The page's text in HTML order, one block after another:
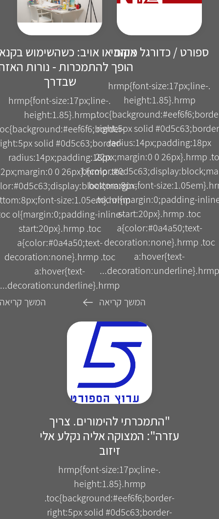
ספורט / כדורגל מקומי
.hrmp{font-size:17px;line-
height:1.85}.hrmp
right:5px solid
radius:14px;padding:18px
22px;margin:0 0 26px}.hrmp
bottom:8px;font-
.toc ol{margin:0;padding-
start:20px}.hrmp .toc
a{color:#0a4a50;text-
decoration:none}.hrmp .toc
a:hover{text-
decoration:underline}.hrmp...
המשך קריאה
אוהב או אויב: כשהשימוש
הופך להתמכרות - נורות
שבדרך
.hrmp{font-size:17px;line-
height:1.85}.hrmp
solid #0d5c63;border-
radius:14px;padding:18px
0 26px}.hrmp .toc
size:1.05em}.hrmp
ol{margin:0;padding-inline-
start:20px}.hrmp .toc
a{color:#0a4a50;text-
decoration:none}.hrmp .toc
a:hover{text-
decoration:underline}.hrmp...
המשך קריאה
"התמכרתי להימורים. צריך
עזרה": המצוקה אליה נקלע אלי
זיזוב
.hrmp{font-size:17px;line-
height:1.85}.hrmp
.toc{background:#eef6f6;border-
right:5px solid #0d5c63;border-